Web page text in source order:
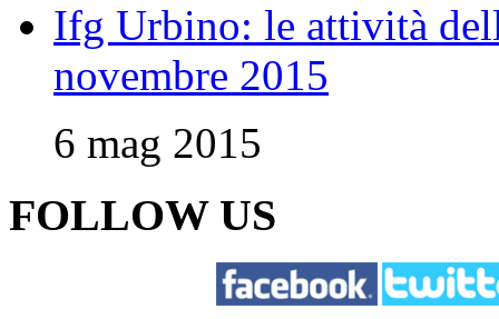
Ifg Urbino: le attività
novembre 2015
6 mag 2015
FOLLOW US